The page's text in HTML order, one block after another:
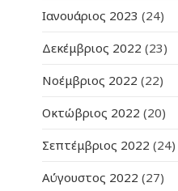
Ιανουάριος 2023 (24)
Δεκέμβριος 2022 (23)
Νοέμβριος 2022 (22)
Οκτώβριος 2022 (20)
Σεπτέμβριος 2022 (24)
Αύγουστος 2022 (27)